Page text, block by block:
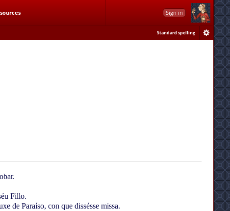
Sign in
Standard spelling
Fillo.
de Paraíso, con que dissésse missa.